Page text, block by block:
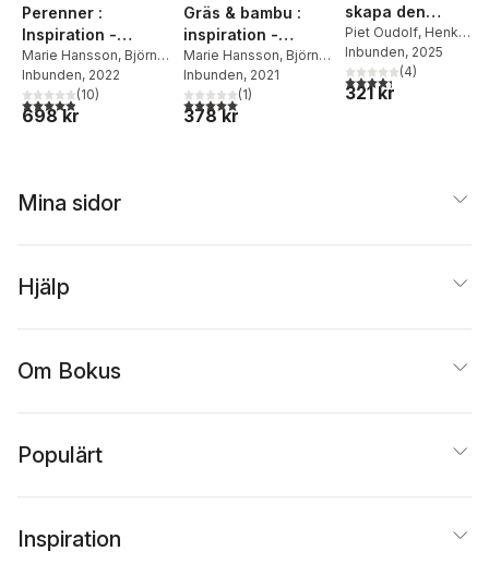
Perenner :
Inspiration -
Skötsel - Lexikon
Marie Hansson, Björn
Hansson
Inbunden, 2022
4,9utav 5 stjärnor. Totalt antal röster:
(10)
698 kr
Gräs & bambu :
inspiration -
skötsel - lexikon
Marie Hansson, Björn
Hansson
Inbunden, 2021
5,0utav 5 stjärnor. Totalt antal röster:
(1)
378 kr
skapa den
naturlika
trädgården
Piet Oudolf, Henk
Gerritsen
Inbunden, 2025
4,3utav 5 stjärnor.
(4)
321 kr
Mina sidor
Hjälp
Om Bokus
Populärt
Inspiration